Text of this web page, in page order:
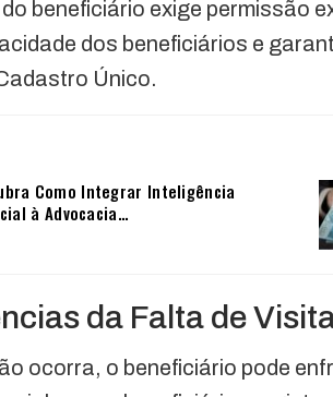
beneficiário exige permissão
dos beneficiários e
Único.
Como Integrar Inteligência
à Advocacia…
da Falta de
ocorra, o beneficiário pode